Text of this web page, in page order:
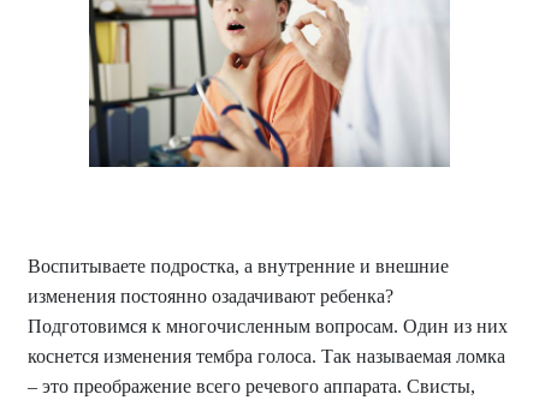
Воспитываете подростка, а внутренние и внешние
изменения постоянно озадачивают ребенка?
Подготовимся к многочисленным вопросам. Один из них
коснется изменения тембра голоса. Так называемая ломка
– это преображение всего речевого аппарата. Свисты,